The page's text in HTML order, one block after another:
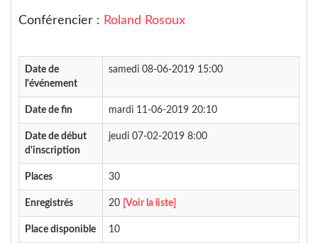
Conférencier : Roland Rosoux
Date de
l'événement
samedi 08-06-2019 15:00
Date de fin mardi 11-06-2019 20:10
Date de début
d'inscription
jeudi 07-02-2019 8:00
Places 30
Enregistrés 20 [Voir la liste]
Place disponible 10